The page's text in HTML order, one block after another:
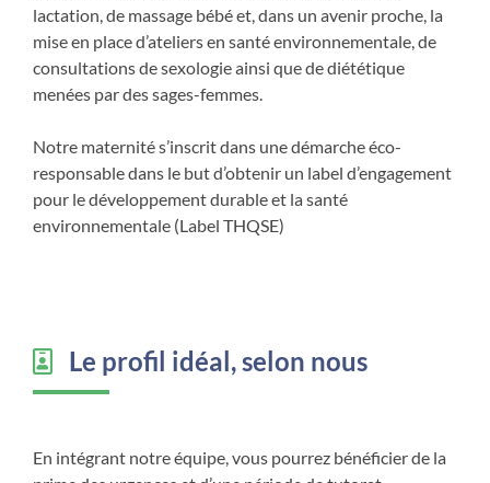
lactation, de massage bébé et, dans un avenir proche, la
mise en place d’ateliers en santé environnementale, de
consultations de sexologie ainsi que de diététique
menées par des sages-femmes.
Notre maternité s’inscrit dans une démarche éco-
responsable dans le but d’obtenir un label d’engagement
pour le développement durable et la santé
environnementale (Label THQSE)
Le profil idéal, selon nous
En intégrant notre équipe, vous pourrez bénéficier de la